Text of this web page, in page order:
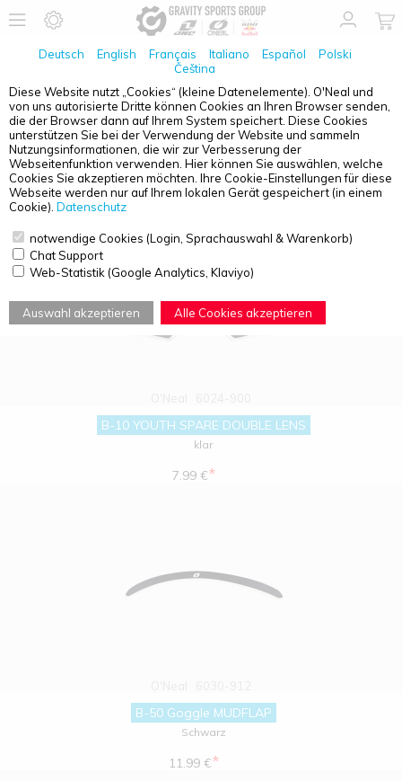
Deutsch English Français Italiano Español
Polski
Čeština
Diese Website nutzt „Cookies“ (kleine Datenelemente). O'Neal und
von uns autorisierte Dritte können Cookies an Ihren Browser senden,
die der Browser dann auf Ihrem System speichert. Diese Cookies
unterstützen Sie bei der Verwendung der Website und sammeln
Nutzungsinformationen, die wir zur Verbesserung der
Webseitenfunktion verwenden. Hier können Sie auswählen, welche
Cookies Sie akzeptieren möchten. Ihre Cookie-Einstellungen für diese
Webseite werden nur auf Ihrem lokalen Gerät gespeichert (in einem
Cookie). Datenschutz
notwendige Cookies (Login, Sprachauswahl & Warenkorb)
Chat Support
Web-Statistik (Google Analytics, Klaviyo)
Auswahl akzeptieren Alle Cookies akzeptieren
PRODUKTÜBERSICHT - ZUBEHÖR / ERSATZTEILE
1 2 >
B-10 YOUTH SPARE DOUBLE LENS
klar
7.99 €*
B-50 Goggle MUDFLAP
Schwarz
11.99 €*